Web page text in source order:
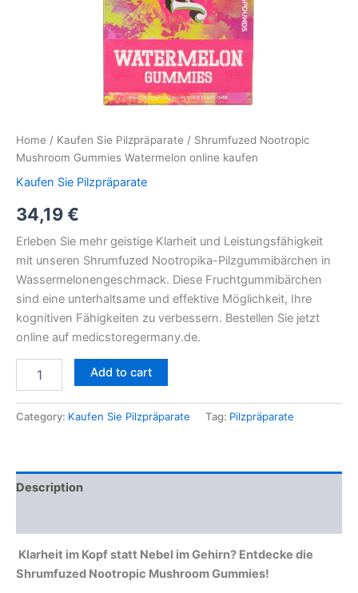
Home / Kaufen Sie Pilzpräparate / Shrumfuzed Nootropic
Mushroom Gummies Watermelon online kaufen
Kaufen Sie Pilzpräparate
34,19€
Erleben Sie mehr geistige Klarheit und Leistungsfähigkeit
mit unseren Shrumfuzed Nootropika-Pilzgummibärchen in
Wassermelonengeschmack. Diese Fruchtgummibärchen
sind eine unterhaltsame und effektive Möglichkeit, Ihre
kognitiven Fähigkeiten zu verbessern. Bestellen Sie jetzt
online auf medicstoregermany.de.
Add to cart
Category: Kaufen Sie Pilzpräparate Tag: Pilzpräparate
Description
Klarheit im Kopf statt Nebel im Gehirn? Entdecke die
Shrumfuzed Nootropic Mushroom Gummies!